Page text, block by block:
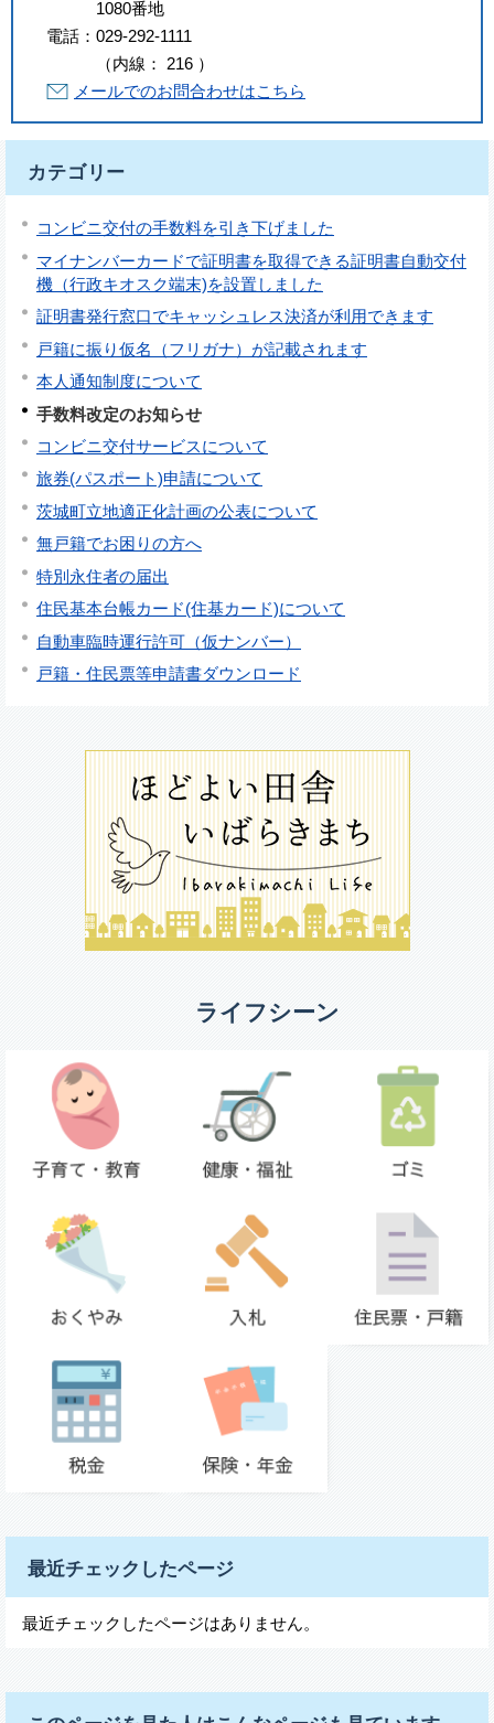
1080番地
電話： 029-292-1111
（内線 ： 216 ）
メールでのお問合わせはこちら
カテゴリー
コンビニ交付の手数料を引き下げました
マイナンバーカードで証明書を取得できる証明書自動交付
機（行政キオスク端末)を設置しました
証明書発行窓口でキャッシュレス決済が利用できます
戸籍に振り仮名（フリガナ）が記載されます
本人通知制度について
手数料改定のお知らせ
コンビニ交付サービスについて
旅券(パスポート)申請について
茨城町立地適正化計画の公表について
無戸籍でお困りの方へ
特別永住者の届出
住民基本台帳カード(住基カード)について
自動車臨時運行許可（仮ナンバー）
戸籍・住民票等申請書ダウンロード
ライフシーン
最近チェックしたページ
最近チェックしたページはありません。